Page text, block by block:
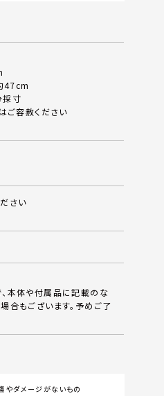
47cm
寸
容赦ください
さい
本体や付属品に記載のな
合もございます。予めご了
やダメージがないもの